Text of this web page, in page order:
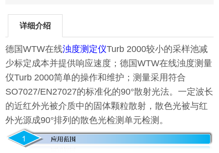
详细介绍
德国WTW在线浊度测定仪Turb 2000较小的采样池减
少标定成本并提供响应速度；德国WTW在线浊度测量
仪Turb 2000简单的操作和维护；测量采用符合
SO7027/EN27027的标准化的90°散射光法。一定波长
的近红外光被介质中的固体颗粒散射，散色光被与红
外光源成90°排列的散色光检测单元检测。